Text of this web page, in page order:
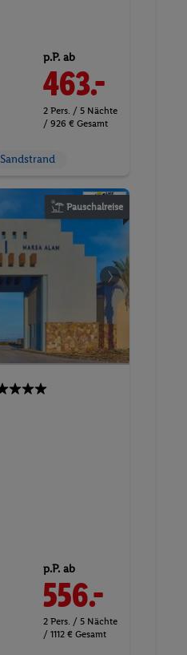
p.P. ab
463.-
2 Pers. / 5 Nächte
/ 926 € Gesamt
Sandstrand
Pauschalreise
p.P. ab
556.-
2 Pers. / 5 Nächte
/ 1112 € Gesamt